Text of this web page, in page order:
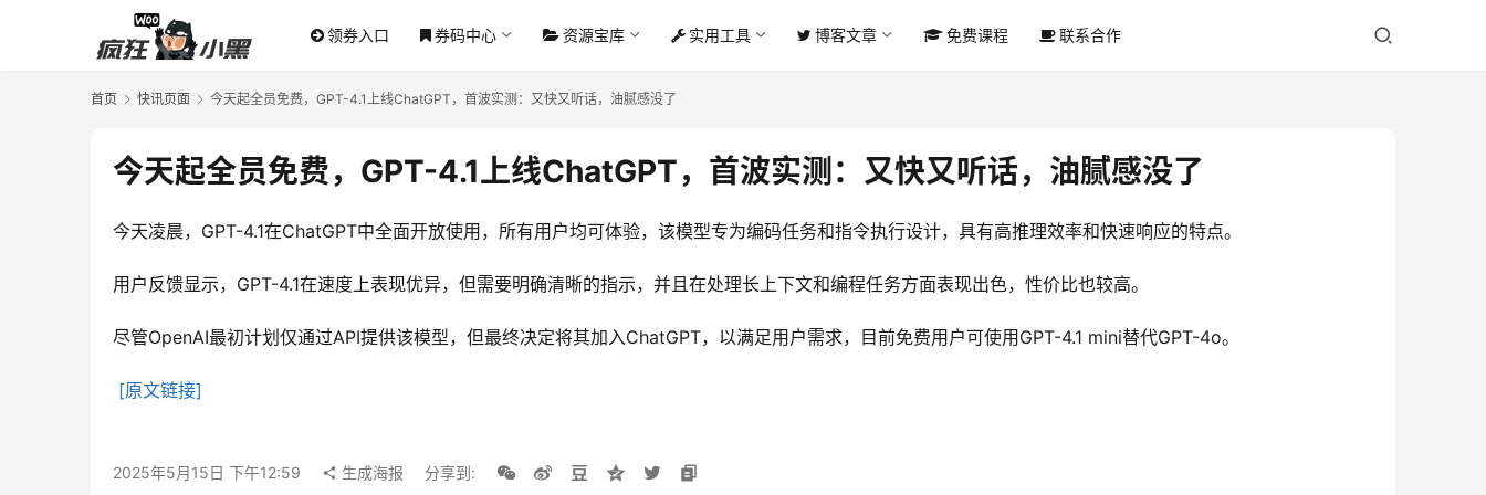
领券入口 券码中心 资源宝库 实用工具 博客文章 免费课程 联系合作
首页 快讯页面 今天起全员免费，GPT-4.1上线ChatGPT，首波实测：又快又听话，油腻感没了
今天起全员免费，GPT-4.1上线ChatGPT，首波实测：又快又听话，油腻感没了
今天凌晨，GPT-4.1在ChatGPT中全面开放使用，所有用户均可体验，该模型专为编码任务和指令执行设计，具有高推理效率和快速响应的特点。
用户反馈显示，GPT-4.1在速度上表现优异，但需要明确清晰的指示，并且在处理长上下文和编程任务方面表现出色，性价比也较高。
尽管OpenAI最初计划仅通过API提供该模型，但最终决定将其加入ChatGPT，以满足用户需求，目前免费用户可使用GPT-4.1 mini替代GPT-4o。
[原文链接]
2025年5月15日 下午12:59 生成海报 分享到: